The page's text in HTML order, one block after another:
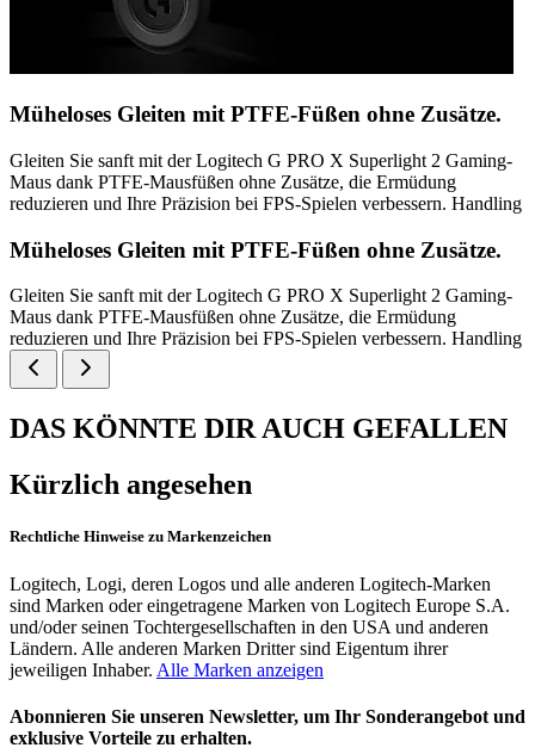
Müheloses Gleiten mit PTFE-Füßen ohne Zusätze.
Gleiten Sie sanft mit der Logitech G PRO X Superlight 2 Gaming-
Maus dank PTFE-Mausfüßen ohne Zusätze, die Ermüdung
reduzieren und Ihre Präzision bei FPS-Spielen verbessern. Handling
Müheloses Gleiten mit PTFE-Füßen ohne Zusätze.
Gleiten Sie sanft mit der Logitech G PRO X Superlight 2 Gaming-
Maus dank PTFE-Mausfüßen ohne Zusätze, die Ermüdung
reduzieren und Ihre Präzision bei FPS-Spielen verbessern. Handling
DAS KÖNNTE DIR AUCH GEFALLEN
Kürzlich angesehen
Rechtliche Hinweise zu Markenzeichen
Logitech, Logi, deren Logos und alle anderen Logitech-Marken
sind Marken oder eingetragene Marken von Logitech Europe S.A.
und/oder seinen Tochtergesellschaften in den USA und anderen
Ländern. Alle anderen Marken Dritter sind Eigentum ihrer
jeweiligen Inhaber. Alle Marken anzeigen
Abonnieren Sie unseren Newsletter, um Ihr Sonderangebot und
exklusive Vorteile zu erhalten.